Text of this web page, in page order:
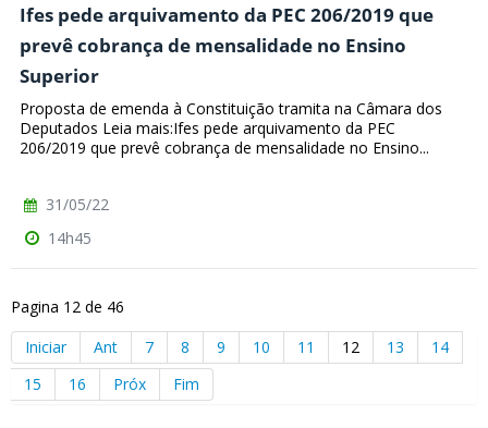
Ifes pede arquivamento da PEC 206/2019 que
prevê cobrança de mensalidade no Ensino
Superior
Proposta de emenda à Constituição tramita na Câmara dos
Deputados Leia mais:Ifes pede arquivamento da PEC
206/2019 que prevê cobrança de mensalidade no Ensino...
31/05/22
14h45
Pagina 12 de 46
Iniciar
Ant 7 8 9 10 11 12 13
14
15
16 Próx Fim